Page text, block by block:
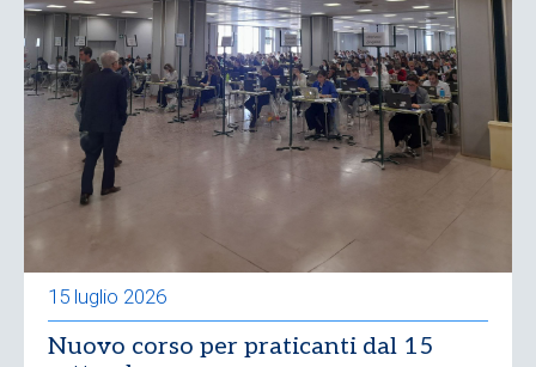
15 luglio 2026
Nuovo corso per praticanti dal 15